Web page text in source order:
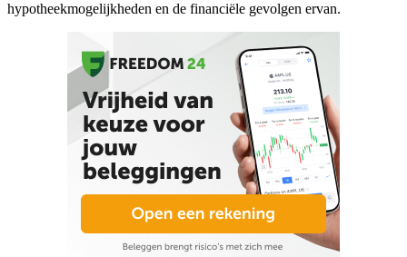
hypotheekmogelijkheden en de financiële gevolgen ervan.